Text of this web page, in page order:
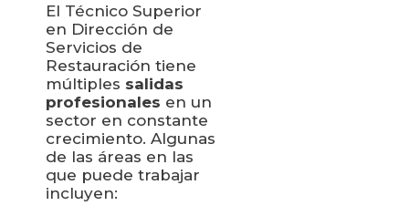
El Técnico Superior
en Dirección de
Servicios de
Restauración tiene
múltiples salidas
profesionales en un
sector en constante
crecimiento. Algunas
de las áreas en las
que puede trabajar
incluyen: